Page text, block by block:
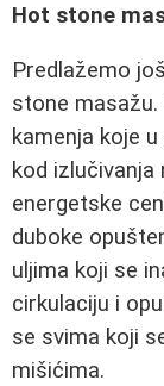
Hot stone
Predlažemo
stone
kamenja koje
kod
energetske
duboke
uljima koji se
cirkulaciju i
se svima koji
mišićima.